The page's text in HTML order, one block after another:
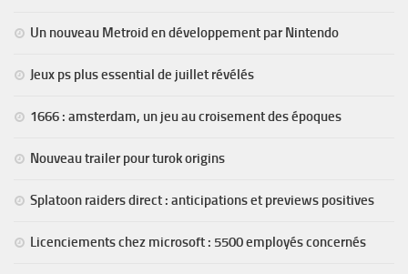
Un nouveau Metroid en développement par Nintendo
Jeux ps plus essential de juillet révélés
1666 : amsterdam, un jeu au croisement des époques
Nouveau trailer pour turok origins
Splatoon raiders direct : anticipations et previews positives
Licenciements chez microsoft : 5500 employés concernés